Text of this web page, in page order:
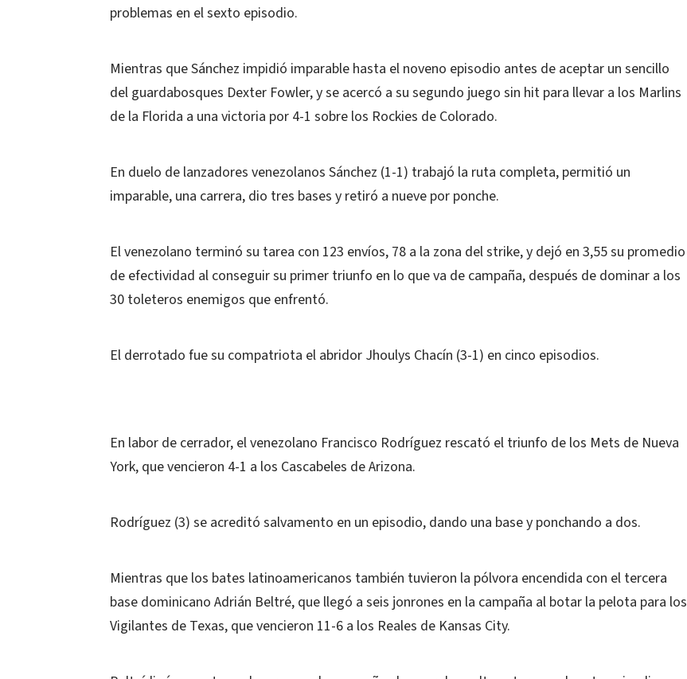
problemas en el sexto episodio.
Mientras que Sánchez impidió imparable hasta el noveno episodio antes de aceptar un sencillo
del guardabosques Dexter Fowler, y se acercó a su segundo juego sin hit para llevar a los Marlins
de la Florida a una victoria por 4-1 sobre los Rockies de Colorado.
En duelo de lanzadores venezolanos Sánchez (1-1) trabajó la ruta completa, permitió un
imparable, una carrera, dio tres bases y retiró a nueve por ponche.
El venezolano terminó su tarea con 123 envíos, 78 a la zona del strike, y dejó en 3,55 su promedio
de efectividad al conseguir su primer triunfo en lo que va de campaña, después de dominar a los
30 toleteros enemigos que enfrentó.
El derrotado fue su compatriota el abridor Jhoulys Chacín (3-1) en cinco episodios.
En labor de cerrador, el venezolano Francisco Rodríguez rescató el triunfo de los Mets de Nueva
York, que vencieron 4-1 a los Cascabeles de Arizona.
Rodríguez (3) se acreditó salvamento en un episodio, dando una base y ponchando a dos.
Mientras que los bates latinoamericanos también tuvieron la pólvora encendida con el tercera
base dominicano Adrián Beltré, que llegó a seis jonrones en la campaña al botar la pelota para los
Vigilantes de Texas, que vencieron 11-6 a los Reales de Kansas City.